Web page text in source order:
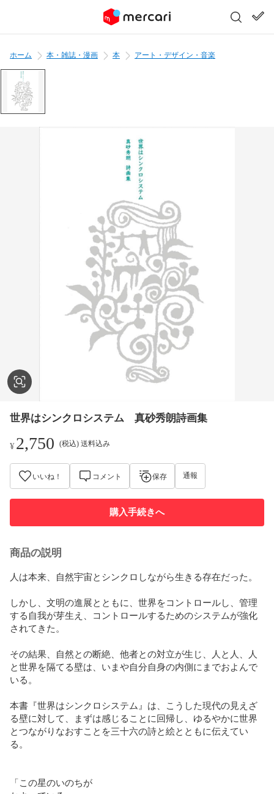
ホーム 本・雑誌・漫画 本 アート・デザイン・音楽
世界はシンクロシステム 真砂秀朗詩画集
¥2,750 (税込) 送料込み
いいね！ コメント 保存 通報
購入手続きへ
商品の説明
人は本来、自然宇宙とシンクロしながら生きる存在だった。
しかし、文明の進展とともに、世界をコントロールし、管理
する自我が芽生え、コントロールするためのシステムが強化
されてきた。
その結果、自然との断絶、他者との対立が生じ、人と人、人
と世界を隔てる壁は、いまや自分自身の内側にまでおよんで
いる。
本書『世界はシンクロシステム』は、こうした現代の見えざ
る壁に対して、まずは感じることに回帰し、ゆるやかに世界
とつながりなおすことを三十六の詩と絵とともに伝えてい
る。
「この星のいのちが